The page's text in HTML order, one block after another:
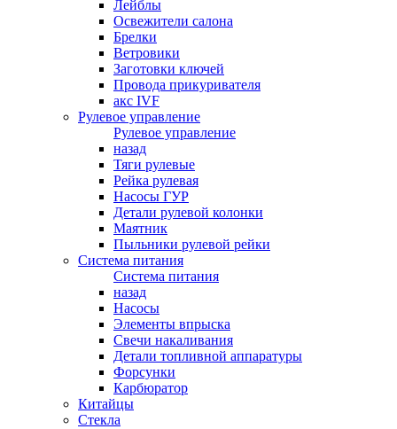
Лейблы
Освежители салона
Брелки
Ветровики
Заготовки ключей
Провода прикуривателя
акс IVF
Рулевое управление
Рулевое управление
назад
Тяги рулевые
Рейка рулевая
Насосы ГУР
Детали рулевой колонки
Маятник
Пыльники рулевой рейки
Система питания
Система питания
назад
Насосы
Элементы впрыска
Свечи накаливания
Детали топливной аппаратуры
Форсунки
Карбюратор
Китайцы
Стекла